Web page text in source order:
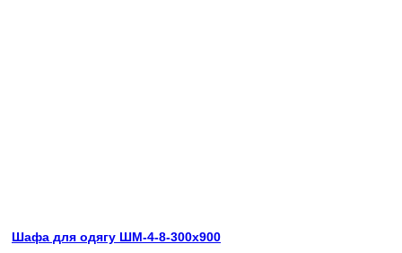
Шафа для одягу ШМ-4-8-300х900